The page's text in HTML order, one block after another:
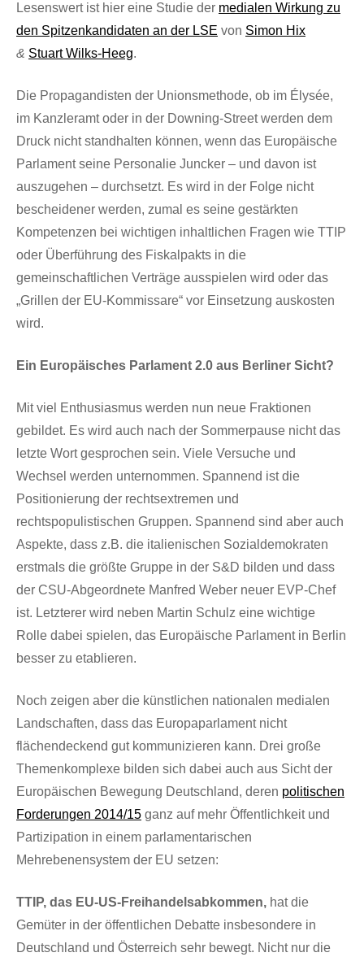
Lesenswert ist hier eine Studie der medialen Wirkung zu
den Spitzenkandidaten an der LSE von Simon Hix
& Stuart Wilks-Heeg.
Die Propagandisten der Unionsmethode, ob im Élysée,
im Kanzleramt oder in der Downing-Street werden dem
Druck nicht standhalten können, wenn das Europäische
Parlament seine Personalie Juncker – und davon ist
auszugehen – durchsetzt. Es wird in der Folge nicht
bescheidener werden, zumal es seine gestärkten
Kompetenzen bei wichtigen inhaltlichen Fragen wie TTIP
oder Überführung des Fiskalpakts in die
gemeinschaftlichen Verträge ausspielen wird oder das
„Grillen der EU-Kommissare“ vor Einsetzung auskosten
wird.
Ein Europäisches Parlament 2.0 aus Berliner Sicht?
Mit viel Enthusiasmus werden nun neue Fraktionen
gebildet. Es wird auch nach der Sommerpause nicht das
letzte Wort gesprochen sein. Viele Versuche und
Wechsel werden unternommen. Spannend ist die
Positionierung der rechtsextremen und
rechtspopulistischen Gruppen. Spannend sind aber auch
Aspekte, dass z.B. die italienischen Sozialdemokraten
erstmals die größte Gruppe in der S&D bilden und dass
der CSU-Abgeordnete Manfred Weber neuer EVP-Chef
ist. Letzterer wird neben Martin Schulz eine wichtige
Rolle dabei spielen, das Europäische Parlament in Berlin
besser zu etablieren.
Noch zeigen aber die künstlichen nationalen medialen
Landschaften, dass das Europaparlament nicht
flächendeckend gut kommunizieren kann. Drei große
Themenkomplexe bilden sich dabei auch aus Sicht der
Europäischen Bewegung Deutschland, deren politischen
Forderungen 2014/15 ganz auf mehr Öffentlichkeit und
Partizipation in einem parlamentarischen
Mehrebenensystem der EU setzen:
TTIP, das EU-US-Freihandelsabkommen, hat die
Gemüter in der öffentlichen Debatte insbesondere in
Deutschland und Österreich sehr bewegt. Nicht nur die